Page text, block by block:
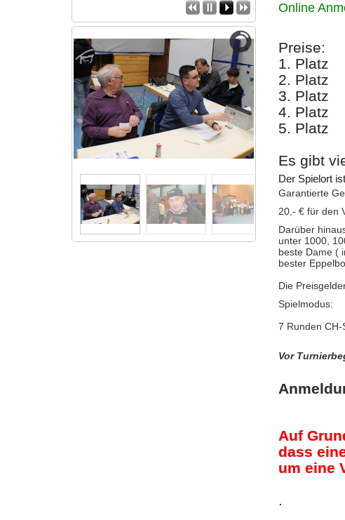
Online
Preise:
1. Platz
2. Platz
3.
4.
5.
Es gibt
Der Spielort
Garantierte
20,- € für den
Darüber
unter 1000,
beste Dame (
bester
Die
7 Runden CH-
Vor
Auf
dass
um eine